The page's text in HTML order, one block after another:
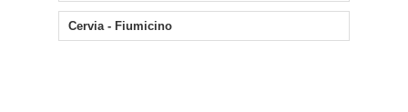
Cervia - Fiumicino